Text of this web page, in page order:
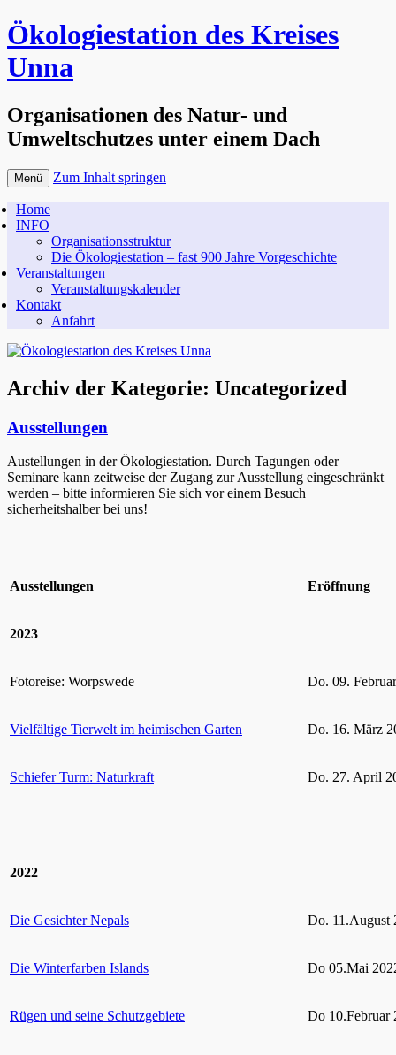
Ökologiestation des Kreises
Unna
Organisationen des Natur- und
Umweltschutzes unter einem Dach
Menü Zum Inhalt springen
Home
INFO
Organisationsstruktur
Die Ökologiestation – fast 900 Jahre Vorgeschichte
Veranstaltungen
Veranstaltungskalender
Kontakt
Anfahrt
Archiv der Kategorie: Uncategorized
Ausstellungen
Austellungen in der Ökologiestation. Durch Tagungen oder
Seminare kann zeitweise der Zugang zur Ausstellung eingeschränkt
werden – bitte informieren Sie sich vor einem Besuch
sicherheitshalber bei uns!
Ausstellungen Eröffnung
2023
Fotoreise: Worpswede Do. 09.
Vielfältige Tierwelt im heimischen Garten Do. 16. März
Schiefer Turm: Naturkraft Do. 27. April
2022
Die Gesichter Nepals Do. 11.August
Die Winterfarben Islands Do 05.Mai
Rügen und seine Schutzgebiete Do 10.Februar